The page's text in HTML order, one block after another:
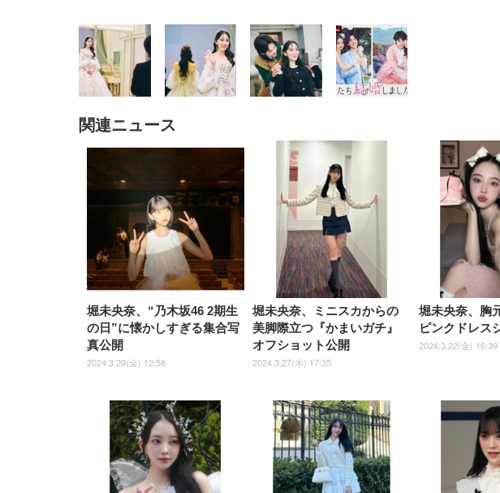
ト 約105度ロッキング pc 事務
椅子 360度回転 座面昇降 強化
ナイロン樹脂ベース 通気性メ
ッシュ 在宅ワーク H-
WY01(黒網+黒枠+黒足)
SIHOO B100 オフィスチェア
／デスクチェア メッシュチェ
ア 人間工学 疲れない ブラッ
ク
￥27,999
Sezlife オフィスチェア デスク
チェア 疲れない テレワーク
チェア 強化バックレスト 30
度ロッキング機能 人間工学 椅
子 腰サポート 90度跳ね上げ
式アームレスト 3Dヘッドレス
ト ハンガー付き 高反発クッシ
ョン PCチェア 通気性メッシ
しゃれ パソコンチェア (ブラ
ック)
￥7,680
EV3240X-WT | 31.5型4K
UHD・USB Type-C・ホワイ
￥105,595
EIZO ビジネス向けプレミア
ムモニター | FlexScan
EV2740X-WT | 27.0型4K
UHD・USB Type-C・ホワイ
ト
￥109,572
【純正品】27"ゲーミングモ
ニター DualSense 充電フッ
￥49,979
【整
ニタ
HD（
沢
スピ
イベ
￥
Amazonベーシック ペットシ
ーツ 厚型 ワイド 42枚x2袋(84
枚) ホワイト(吸収面:ライトブ
ルー)
￥3,234
ネオ・ルーライフ ネオ・オム
ツ L 中型犬用 26枚入り 単品
関連ニュース
堀未央奈、“乃木坂46 2期生
の日”に懐かしすぎる集合写
真公開
2024.3.29(金) 12:58
堀未央奈、ミニスカからの
美脚際立つ『かまいガチ』
オフショット公開
2024.3.27(水) 17:35
堀未央奈、胸
ピンクドレス
2024.3.22(金) 16:39